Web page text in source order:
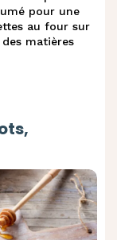
pour une
au four sur
matières